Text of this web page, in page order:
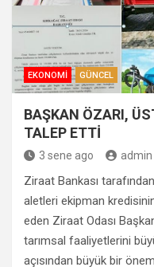
EKONOMI GÜNCEL
BAŞKAN ÖZARI,
TALEP ETTİ
3 sene ago admin
Ziraat Bankası
aletleri ekipman
eden Ziraat Odası
tarımsal faaliyetlerini
açısından büyük bir